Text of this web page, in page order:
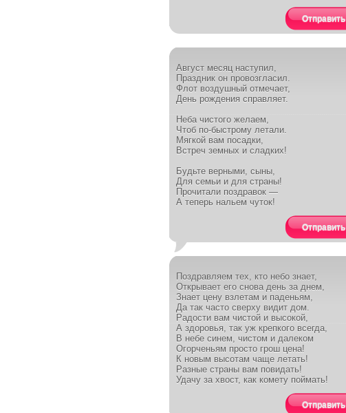
Отправить
Август месяц наступил,
Праздник он провозгласил.
Флот воздушный отмечает,
День рождения справляет.
Неба чистого желаем,
Чтоб по-быстрому летали.
Мягкой вам посадки,
Встреч земных и сладких!
Будьте верными, сыны,
Для семьи и для страны!
Прочитали поздравок —
А теперь нальем чуток!
Отправить
Поздравляем тех, кто небо знает,
Открывает его снова день за днем,
Знает цену взлетам и паденьям,
Да так часто сверху видит дом.
Радости вам чистой и высокой,
А здоровья, так уж крепкого всегда,
В небе синем, чистом и далеком
Огорченьям просто грош цена!
К новым высотам чаще летать!
Разные страны вам повидать!
Удачу за хвост, как комету поймать!
Отправить